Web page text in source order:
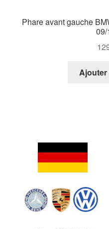
Phare avant gauche
09/
Ajouter